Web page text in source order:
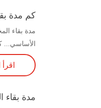
كم مدة بقاء
مدة بقاء
الأساسي... كم مدة
مدة بقاء